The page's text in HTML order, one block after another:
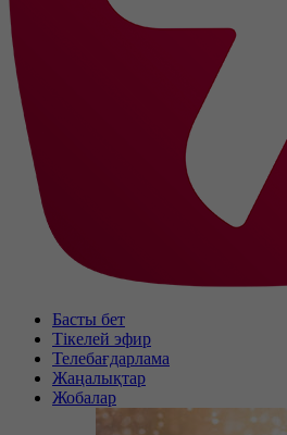
Басты бет
Тікелей эфир
Телебағдарлама
Жаңалықтар
Жобалар